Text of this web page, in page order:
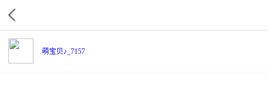
萌宝贝♪_7157